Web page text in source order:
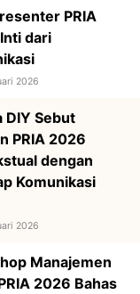
PRIA
dari
2026
DIY Sebut
PRIA 2026
dengan
Komunikasi
2026
Manajemen
2026 Bahas